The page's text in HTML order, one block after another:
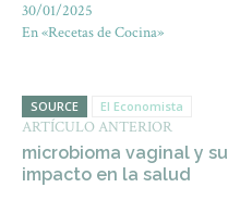
30/01/2025
En «Recetas de Cocina»
SOURCE El Economista
ARTÍCULO ANTERIOR
microbioma vaginal y su
impacto en la salud